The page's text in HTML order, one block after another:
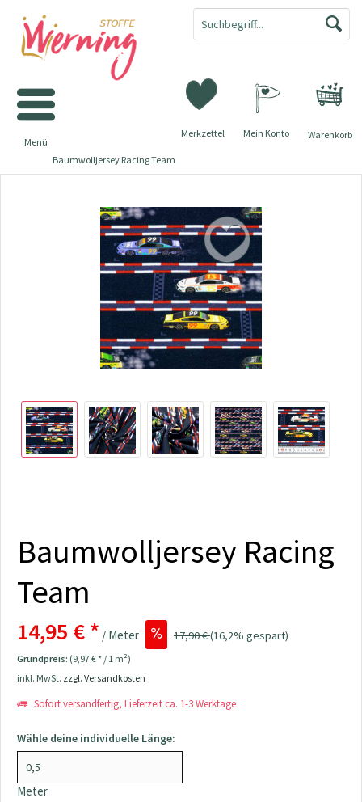
Warenkorb
Merkzettel Mein Konto
Menü
Baumwolljersey Racing Team
Baumwolljersey Racing
Team
14,95 € * / Meter 17,90 €(16,2% gespart)
Grundpreis: (9,97 € * / 1 m²)
inkl. MwSt. zzgl. Versandkosten
Sofort versandfertig, Lieferzeit ca. 1-3 Werktage
Wähle deine individuelle Länge:
Meter